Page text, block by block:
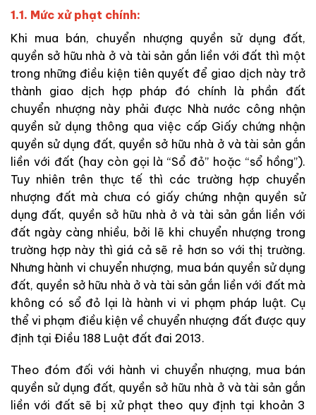
1.1. Mức xử phạt chính:
Khi mua bán, chuyển nhượng quyền sử dụng đất,
quyền sở hữu nhà ở và tài sản gắn liền với đất thì một
trong những điều kiện tiên quyết để giao dịch này trở
thành giao dịch hợp pháp đó chính là phần đất
chuyển nhượng này phải được Nhà nước công nhận
quyền sử dụng thông qua việc cấp Giấy chứng nhận
quyền sử dụng đất, quyền sở hữu nhà ở và tài sản gắn
liền với đất (hay còn gọi là “Sổ đỏ” hoặc “sổ hồng”).
Tuy nhiên trên thực tế thì các trường hợp chuyển
nhượng đất mà chưa có giấy chứng nhận quyền sử
dụng đất, quyền sở hữu nhà ở và tài sản gắn liền với
đất ngày càng nhiều, bởi lẽ khi chuyển nhượng trong
trường hợp này thì giá cả sẽ rẻ hơn so với thị trường.
Nhưng hành vi chuyển nhượng, mua bán quyền sử dụng
đất, quyền sở hữu nhà ở và tài sản gắn liền với đất mà
không có sổ đỏ lại là hành vi vi phạm pháp luật. Cụ
thể vi phạm điều kiện về chuyển nhượng đất được quy
định tại Điều 188 Luật đất đai 2013.
Theo đóm đối với hành vi chuyển nhượng, mua bán
quyền sử dụng đất, quyền sở hữu nhà ở và tài sản gắn
liền với đất sẽ bị xử phạt theo quy định tại khoản 3